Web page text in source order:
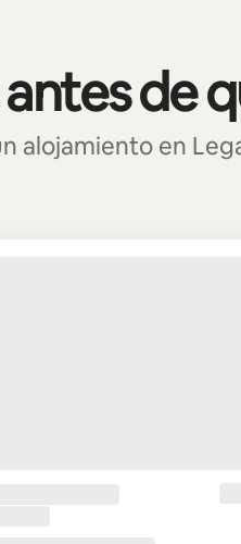
de
alojamiento en